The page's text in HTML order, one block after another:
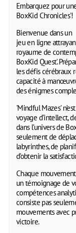
Embarquez pour
BoxKid Chronicles'!
Bienvenue dans un
jeu en ligne
royaume de
BoxKid Quest'.
les défis cérébraux
capacité à
des énigmes
'Mindful Mazes'
voyage d’intellect,
dans l’univers de
seulement de
labyrinthes, de
d’obtenir la
Chaque
un témoignage de
compétences
consiste pas
mouvements avec
victoire.